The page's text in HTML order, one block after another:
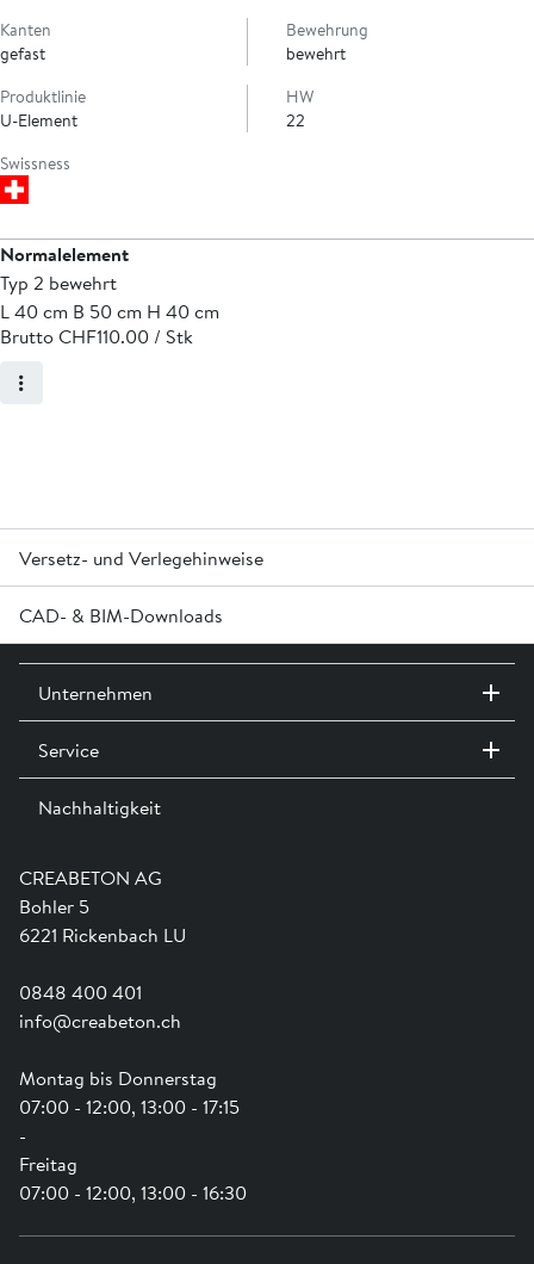
Kanten
gefast
Bewehrung
bewehrt
Produktlinie
U-Element
HW
22
Swissness
Normalelement
Typ 2 bewehrt
L 40 cm B 50 cm H 40 cm
Brutto CHF110.00 / Stk
Versetz- und Verlegehinweise
U-Elemente dürfen aus statischen Gründen nicht liegend
versetzt werden.
CAD- & BIM-Downloads
Melden Sie sich an oder erstellen Sie in Login um Zugriff auf die
CAD- & BIM-Daten zu erhalten
Anmelden
CREABETON AG
Bohler 5
6221 Rickenbach LU
0848 400 401
info@creabeton.ch
Montag bis Donnerstag
07:00 - 12:00, 13:00 - 17:15
-
Freitag
07:00 - 12:00, 13:00 - 16:30
Unternehmen
Kontakt / Standorte
Ausstellungen
Team
Ausbildung
Service
Dienstleistungen
Shop Hilfe
Anwendungsunterstützung
Newsletter
Nachhaltigkeit
Engagement
Swissness
Schwammstadt